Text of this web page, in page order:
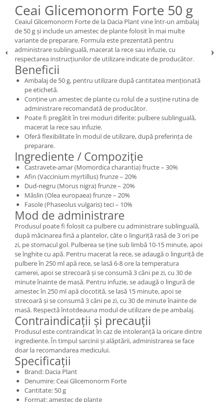
Ceai Glicemonorm Forte 50 g
Ceaiul Glicemonorm Forte de la Dacia Plant vine într-un ambalaj
de 50 g și include un amestec de plante folosit în mai multe
variante de preparare. Formula este prezentată pentru
administrare sublinguală, macerat la rece sau infuzie, cu
respectarea instrucțiunilor de utilizare indicate de producător.
Beneficii
Ambalaj de 50 g, pentru utilizare după cantitatea menționată
pe etichetă.
Conține un amestec de plante cu rolul de a susține rutina de
administrare recomandată de producător.
Poate fi pregătit în trei moduri diferite: pulbere sublinguală,
macerat la rece sau infuzie.
Oferă flexibilitate în modul de utilizare, după preferința de
preparare.
Ingrediente / Compoziție
Castravete-amar (Momordica charantia) fructe – 30%
Afin (Vaccinium myrtillus) frunze – 20%
Dud-negru (Morus nigra) frunze – 20%
Măslin (Olea europaea) frunze – 20%
Fasole (Phaseolus vulgaris) teci – 10%
Mod de administrare
Produsul poate fi folosit ca pulbere cu administrare sublinguală,
după măcinarea fină a plantelor, câte o linguriță rasă de 3 ori pe
zi, pe stomacul gol. Pulberea se ține sub limbă 10-15 minute, apoi
se înghite cu apă. Pentru macerat la rece, se adaugă o linguriță de
pulbere în 250 ml apă rece, se lasă 6-8 ore la temperatura
camerei, apoi se strecoară și se consumă 3 căni pe zi, cu 30 de
minute înainte de masă. Pentru infuzie, se adaugă o lingură de
amestec în 250 ml apă clocotită, se lasă 15 minute, apoi se
strecoară și se consumă 3 căni pe zi, cu 30 de minute înainte de
masă. Respectă întotdeauna modul de utilizare de pe ambalaj.
Contraindicații și precauții
Produsul este contraindicat în caz de intoleranță la oricare dintre
ingrediente. În timpul sarcinii și alăptării, administrarea se face
doar la recomandarea medicului.
Specificații
Brand: Dacia Plant
Denumire: Ceai Glicemonorm Forte
Cantitate: 50 g
Format: amestec de plante